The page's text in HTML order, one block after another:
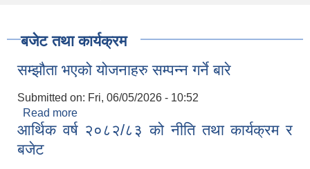
बजेट तथा कार्यक्रम
सम्झौता भएको योजनाहरु सम्पन्न गर्ने बारे
Submitted on: Fri, 06/05/2026 - 10:52
Read more
आर्थिक वर्ष २०८२/८३ को नीति तथा कार्यक्रम र
बजेट